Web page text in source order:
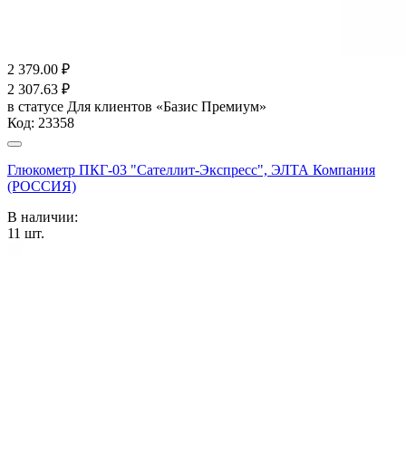
2 379.00 ₽
2 307.63 ₽
в статусе Для клиентов «Базис Премиум»
Код: 23358
Глюкометр ПКГ-03 "Сателлит-Экспресс", ЭЛТА Компания
(РОССИЯ)
В наличии:
11 шт.